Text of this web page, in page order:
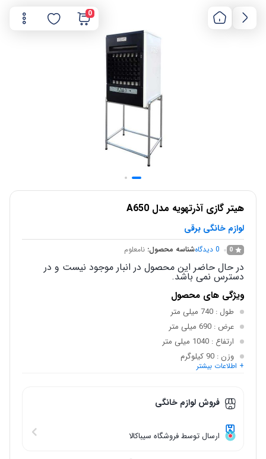
0
هیتر گازی آذرتهویه مدل A650
لوازم خانگی برقی
0
0 دیدگاهشناسه محصول: نامعلوم
در حال حاضر این محصول در انبار موجود نیست و در
دسترس نمی باشد.
ویژگی های محصول
طول : 740 میلی متر
عرض : 690 میلی متر
ارتفاع : 1040 میلی متر
وزن : 90 کیلوگرم
رده انرژی: A
+ اطلاعات بیشتر
فروش لوازم خانگی
ارسال توسط فروشگاه سیباکالا